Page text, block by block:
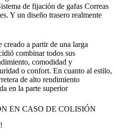
de fijación de gafas Correas
Y un diseño trasero realmente
a partir de una larga
combinar todos sus
comodidad y
o confort. En cuanto al estilo,
de alto rendimiento
en la parte superior
EN CASO DE COLISIÓN